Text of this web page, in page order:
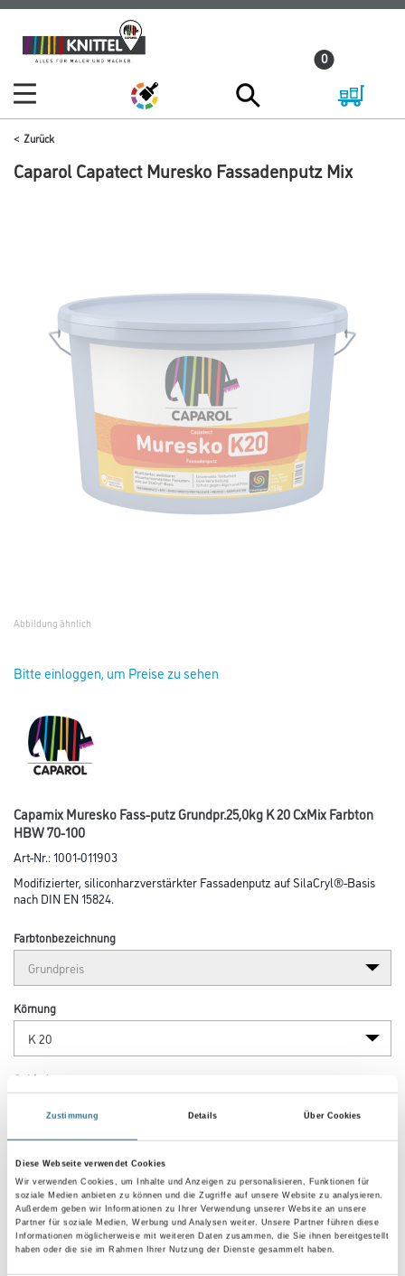
Zustimmung Details Über Cookies
Diese Webseite verwendet Cookies
Wir verwenden Cookies, um Inhalte und Anzeigen zu personalisieren, Funktionen für
soziale Medien anbieten zu können und die Zugriffe auf unsere Website zu analysieren.
Außerdem geben wir Informationen zu Ihrer Verwendung unserer Website an unsere
Partner für soziale Medien, Werbung und Analysen weiter. Unsere Partner führen diese
Informationen möglicherweise mit weiteren Daten zusammen, die Sie ihnen bereitgestellt
haben oder die sie im Rahmen Ihrer Nutzung der Dienste gesammelt haben.
Zum
Inhalt
Zum
Navigationsmenü
0
Zurück
Caparol Capatect Muresko Fassadenputz Mix
Abbildung ähnlich
Bitte einloggen, um Preise zu sehen
Capamix Muresko Fass-putz Grundpr.25,0kg K 20 CxMix Farbton
HBW 70-100
Art-Nr.:1001-011903
Modifizierter, siliconharzverstärkter Fassadenputz auf SilaCryl®-Basis
nach DIN EN 15824.
Farbtonbezeichnung
Körnung
Gebinde
Umrechnungsfaktoren